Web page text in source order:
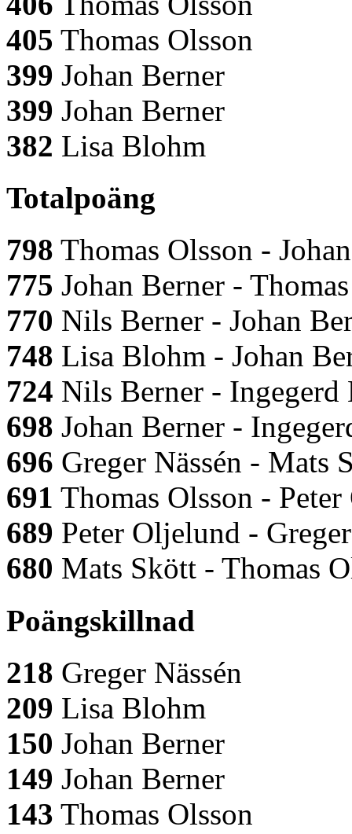
405 Thomas Olsson
399 Johan Berner
399 Johan Berner
382 Lisa Blohm
Totalpoäng
798 Thomas Olsson -
775 Johan Berner -
770 Nils Berner - Johan
748 Lisa Blohm - Johan
724 Nils Berner -
698 Johan Berner -
696 Greger Nässén - Mats
691 Thomas Olsson -
689 Peter Oljelund -
680 Mats Skött - Thomas
Poängskillnad
218 Greger Nässén
209 Lisa Blohm
150 Johan Berner
149 Johan Berner
143 Thomas Olsson